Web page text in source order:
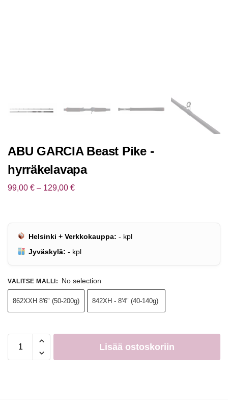
ABU GARCIA Beast Pike -
hyrräkelavapa
99,00 € – 129,00 €
Helsinki + Verkkokauppa: - kpl
Jyväskylä: - kpl
VALITSE MALLI: No selection
862XXH 8'6" (50-200g) 842XH - 8'4" (40-140g)
Lisää ostoskoriin